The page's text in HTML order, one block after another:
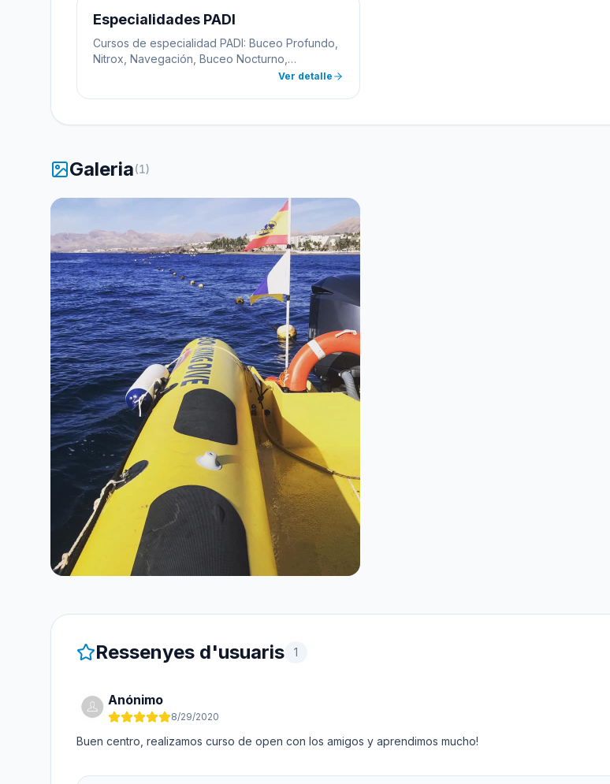
Especialidades PADI
Cursos de especialidad PADI: Buceo Profundo,
Nitrox, Navegación, Buceo Nocturno,
Flotabilidad Perfecta, Fotografía Submarina y
Ver detalle
Galeria(1)
Ressenyes d'usuaris 1
Anónimo
8/29/2020
Buen centro, realizamos curso de open con los amigos y aprendimos mucho!